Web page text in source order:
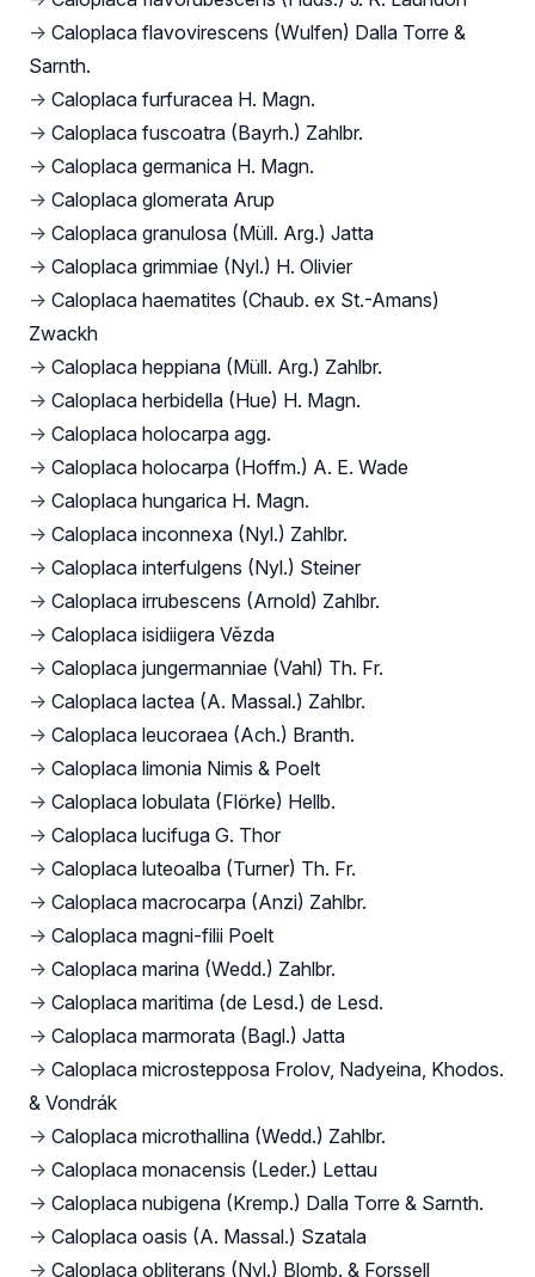
→ Caloplaca flavovirescens (Wulfen) Dalla Torre &
Sarnth.
→ Caloplaca furfuracea H. Magn.
→ Caloplaca fuscoatra (Bayrh.) Zahlbr.
→ Caloplaca germanica H. Magn.
→ Caloplaca glomerata Arup
→ Caloplaca granulosa (Müll. Arg.) Jatta
→ Caloplaca grimmiae (Nyl.) H. Olivier
→ Caloplaca haematites (Chaub. ex St.-Amans)
Zwackh
→ Caloplaca heppiana (Müll. Arg.) Zahlbr.
→ Caloplaca herbidella (Hue) H. Magn.
→ Caloplaca holocarpa agg.
→ Caloplaca holocarpa (Hoffm.) A. E. Wade
→ Caloplaca hungarica H. Magn.
→ Caloplaca inconnexa (Nyl.) Zahlbr.
→ Caloplaca interfulgens (Nyl.) Steiner
→ Caloplaca irrubescens (Arnold) Zahlbr.
→ Caloplaca isidiigera Vězda
→ Caloplaca jungermanniae (Vahl) Th. Fr.
→ Caloplaca lactea (A. Massal.) Zahlbr.
→ Caloplaca leucoraea (Ach.) Branth.
→ Caloplaca limonia Nimis & Poelt
→ Caloplaca lobulata (Flörke) Hellb.
→ Caloplaca lucifuga G. Thor
→ Caloplaca luteoalba (Turner) Th. Fr.
→ Caloplaca macrocarpa (Anzi) Zahlbr.
→ Caloplaca magni-filii Poelt
→ Caloplaca marina (Wedd.) Zahlbr.
→ Caloplaca maritima (de Lesd.) de Lesd.
→ Caloplaca marmorata (Bagl.) Jatta
→ Caloplaca microstepposa Frolov, Nadyeina, Khodos.
& Vondrák
→ Caloplaca microthallina (Wedd.) Zahlbr.
→ Caloplaca monacensis (Leder.) Lettau
→ Caloplaca nubigena (Kremp.) Dalla Torre & Sarnth.
→ Caloplaca oasis (A. Massal.) Szatala
→ Caloplaca obliterans (Nyl.) Blomb. & Forssell